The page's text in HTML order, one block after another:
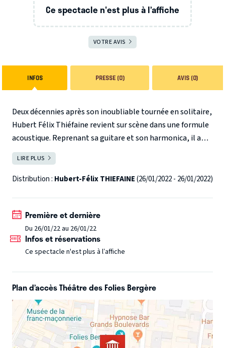
Ce spectacle n'est plus à l’affiche
VOTRE AVIS
INFOS PRESSE (0) AVIS (0)
Deux décennies après son inoubliable tournée en solitaire,
Hubert Félix Thiéfaine revient sur scène dans une formule
acoustique. Reprenant sa guitare et son harmonica, il a
cette fois convié quatre de ses musiciens à l’accompagner
sur scène. Au programme de ce tour de chant, des
arrangements épurés et une setlist faisant la part belle
également de retrouver HFT dans des salles à taille
humaine, comme pour un retour à l’essentiel ! Un écrin
intimiste, propice à la sublimation de son œuvre, plus
universelle et poétique que jamais
LIRE PLUS
Distribution : Hubert-Félix THIEFAINE(26/01/2022 - 26/01/2022)
Première et dernière
Du 26/01/22 au 26/01/22
Infos et réservations
Ce spectacle n'est plus à l’affiche
Plan d’accès Théâtre des Folies Bergère